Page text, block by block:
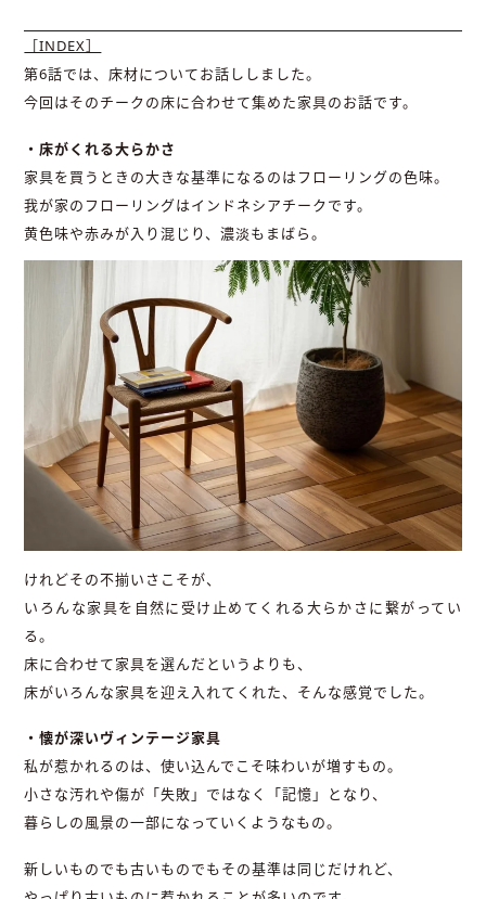
［INDEX］
第6話では、床材についてお話ししました。
今回はそのチークの床に合わせて集めた家具のお話です。
・床がくれる大らかさ
家具を買うときの大きな基準になるのはフローリングの色味。
我が家のフローリングはインドネシアチークです。
黄色味や赤みが入り混じり、濃淡もまばら。
けれどその不揃いさこそが、
いろんな家具を自然に受け止めてくれる大らかさに繋がってい
る。
床に合わせて家具を選んだというよりも、
床がいろんな家具を迎え入れてくれた、そんな感覚でした。
・懐が深いヴィンテージ家具
私が惹かれるのは、使い込んでこそ味わいが増すもの。
小さな汚れや傷が「失敗」ではなく「記憶」となり、
暮らしの風景の一部になっていくようなもの。
新しいものでも古いものでもその基準は同じだけれど、